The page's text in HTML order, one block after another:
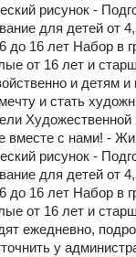
рисунок -
для детей от
до 16 лет Набор в
от 16 лет и
и детям
и стать
вместе с нами! -
рисунок -
для детей от
до 16 лет Набор в
от 16 лет и
ежедневно,
у